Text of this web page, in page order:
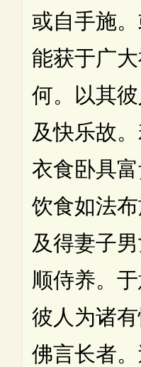
或自手施
能获于广
何。以其彼
及快乐故
衣食卧具
饮食如法布
及得妻子
顺侍养。
彼人为诸有
佛言长者